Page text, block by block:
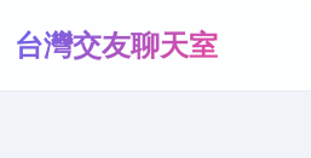
台灣交友聊天室